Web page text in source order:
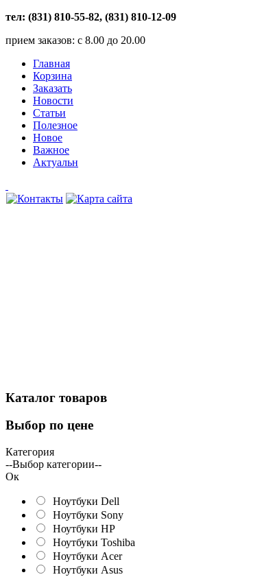
тел: (831) 810-55-82, (831) 810-12-09
прием заказов: с 8.00 до 20.00
Главная
Корзина
Заказать
Новости
Статьи
Полезное
Новое
Важное
Актуальн
Каталог товаров
Выбор по цене
Категория
--Выбор категории--
Ок
Ноутбуки Dell
Ноутбуки Sony
Ноутбуки HP
Ноутбуки Toshiba
Ноутбуки Acer
Ноутбуки Asus